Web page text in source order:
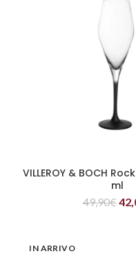
LEGGI
VILLEROY & BOCH
ml
49,90€
IN ARRIVO